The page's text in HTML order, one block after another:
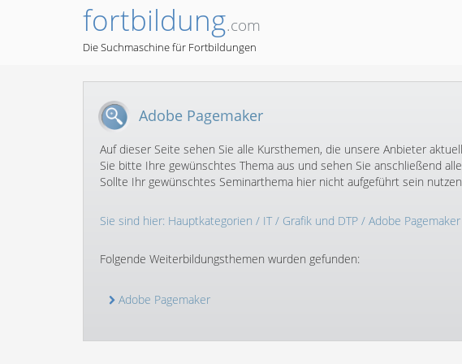
fortbildung.com
Die Suchmaschine für Fortbildungen
Adobe Pagemaker
Auf dieser Seite sehen Sie alle Kursthemen, die unsere Anbieter
Sie bitte Ihre gewünschtes Thema aus und sehen Sie anschließend
Sollte Ihr gewünschtes Seminarthema hier nicht aufgeführt sein
Sie sind hier: Hauptkategorien / IT/ Grafik und DTP / Adobe Pagemaker
Folgende Weiterbildungsthemen wurden gefunden:
Adobe Pagemaker